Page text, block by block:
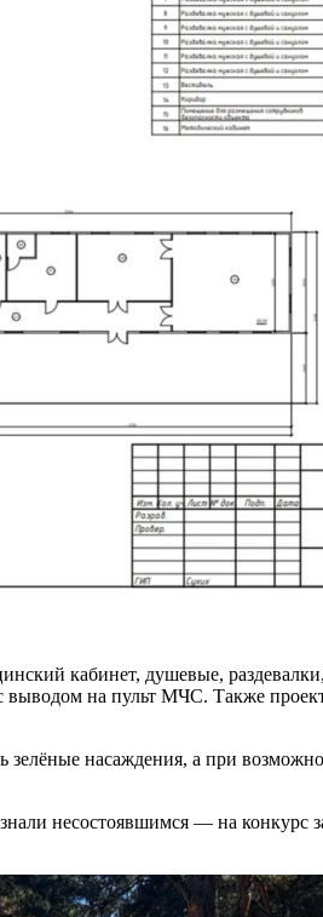
кабинет, душевые,
на пульт МЧС. Также
насаждения, а при
несостоявшимся — на конкурс